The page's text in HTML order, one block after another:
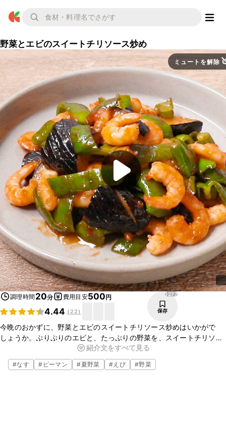
野菜とエビのスイートチリソース炒め
ミュートを解除
調理時間 20分 費用目安500円
4.44 (22)
1277
保存
今晩のおかずに、野菜とエビのスイートチリソース炒めはいかがで
しょうか。ぷりぷりのエビと、たっぷりの野菜を、スイートチリソー
スで炒めると、ごはんにぴったりのおかずになりますよ。ぜひお試し
くださいね。
紹介文をすべて見る
#なす # ピーマン #夏野菜 #えび #野菜